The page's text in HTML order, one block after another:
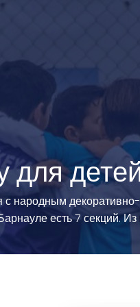
виды
спорт
спорта
для
с народным
есть 7 секций.